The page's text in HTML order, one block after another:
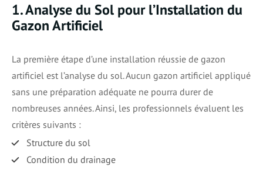
1. Analyse du Sol pour l’Installation du
Gazon Artificiel
La première étape d’une installation réussie de gazon
artificiel est l’analyse du sol. Aucun gazon artificiel appliqué
sans une préparation adéquate ne pourra durer de
nombreuses années. Ainsi, les professionnels évaluent les
critères suivants :
Structure du sol
Condition du drainage